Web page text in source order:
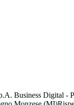
Business Digital -